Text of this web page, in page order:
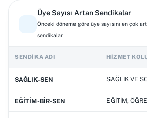
Üye Sayısı Artan Sendikalar
Önceki döneme göre üye sayısını en çok
sendikalar
SENDIKA ADI HIZMET
SAĞLIK-SEN SAĞLIK VE
EĞİTİM-BİR-SEN